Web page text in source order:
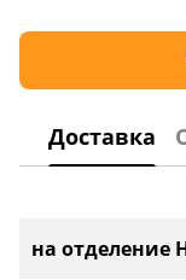
Доставка
на отделение